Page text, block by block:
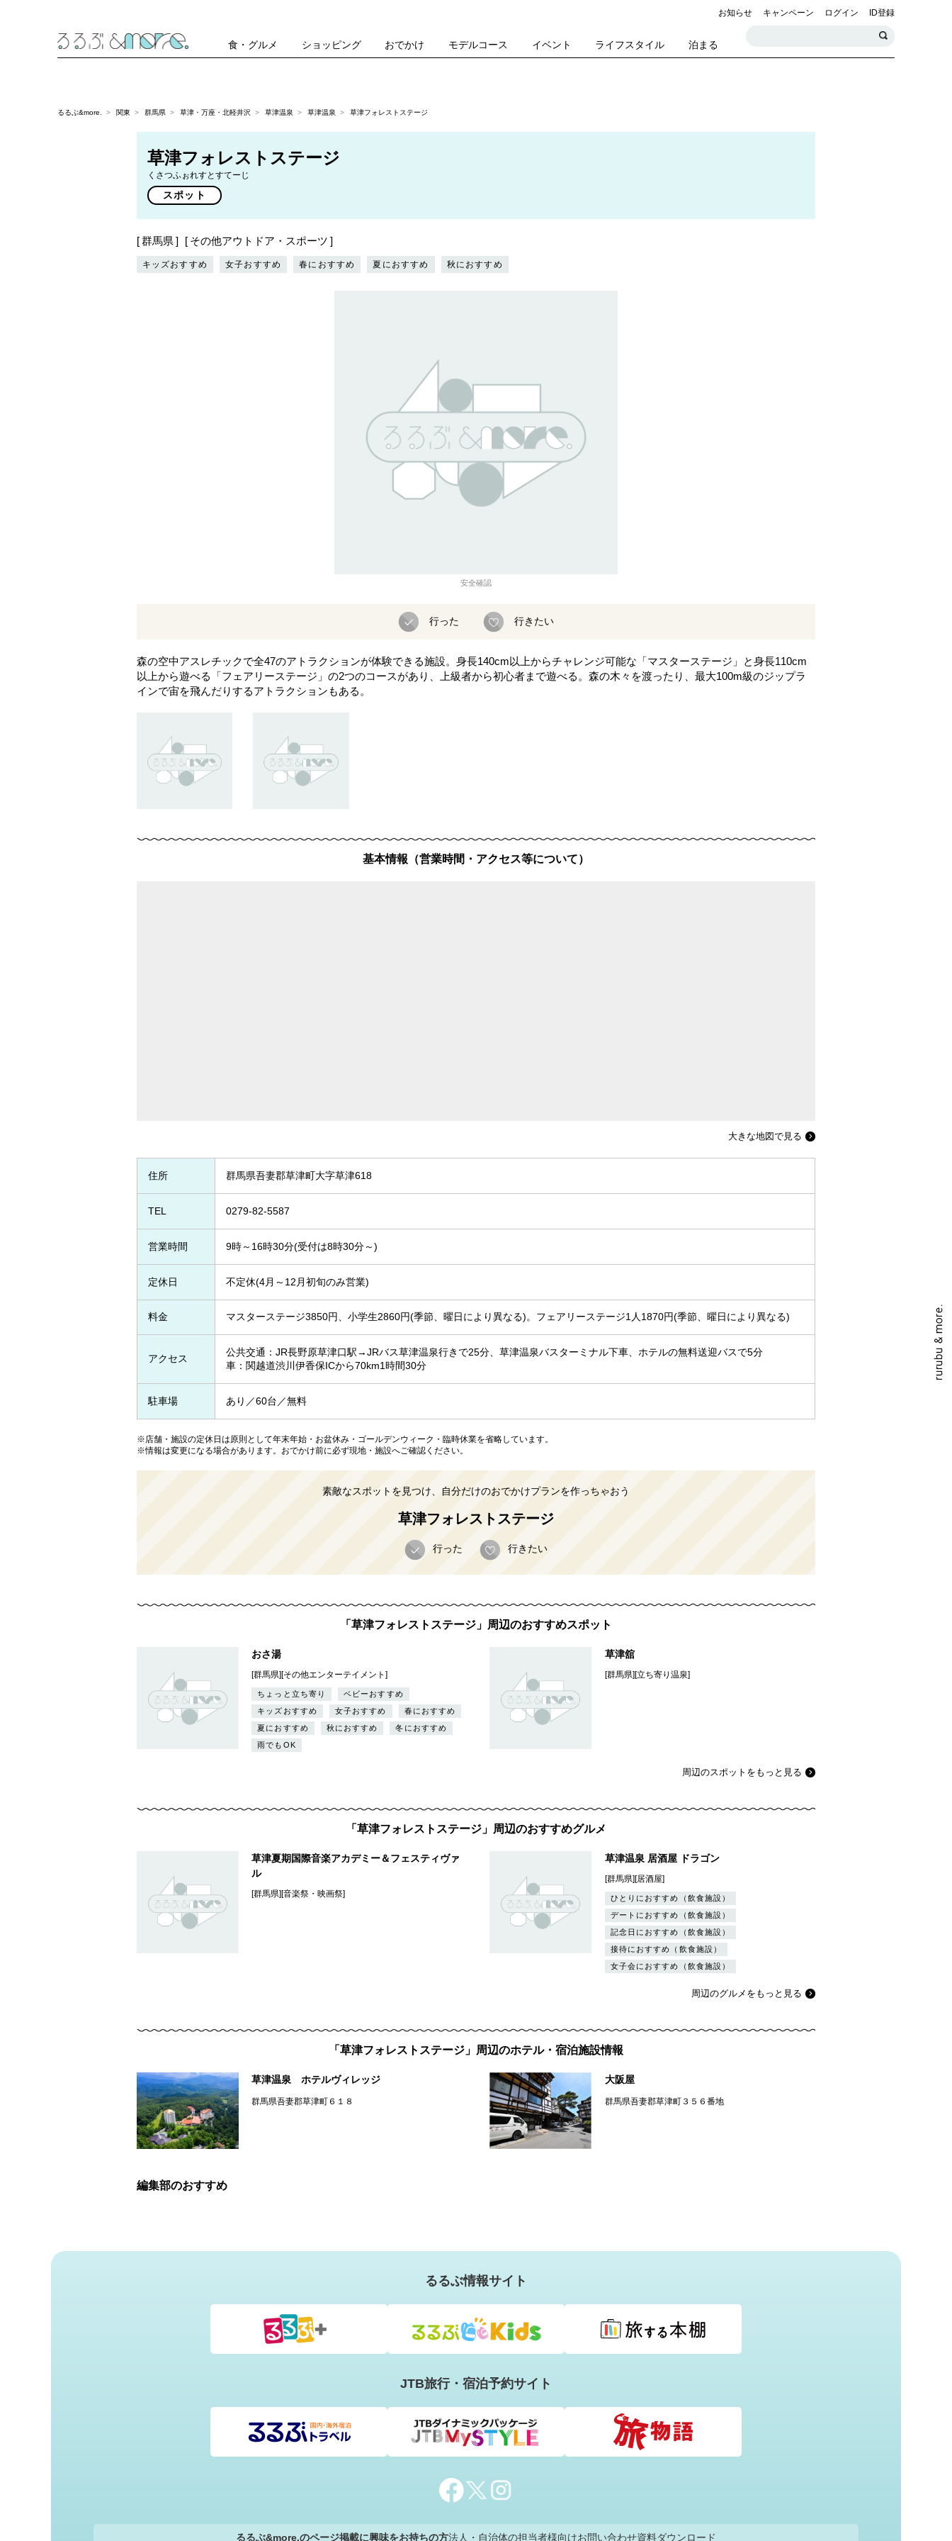
お知らせ キャンペーン ログイン ID登録
食・グルメ ショッピング おでかけ モデルコース イベント ライフスタイル 泊まる
るるぶ&more. 関東 群馬県 草津・万座・北軽井沢 草津温泉 草津温泉 草津フォレストステージ
草津フォレストステージ
くさつふぉれすとすてーじ
スポット
群馬県 その他アウトドア・スポーツ
キッズおすすめ 女子おすすめ 春におすすめ 夏におすすめ 秋におすすめ
安全確認
行った 行きたい
森の空中アスレチックで全47のアトラクションが体験できる施設。身長140cm以上からチャレンジ可能な「マスターステージ」と身長110cm
以上から遊べる「フェアリーステージ」の2つのコースがあり、上級者から初心者まで遊べる。森の木々を渡ったり、最大100m級のジップラ
インで宙を飛んだりするアトラクションもある。
基本情報（営業時間・アクセス等について）
大きな地図で見る
住所 群馬県吾妻郡草津町大字草津618
TEL 0279-82-5587
営業時間 9時～16時30分(受付は8時30分～)
定休日 不定休(4月～12月初旬のみ営業)
料金 マスターステージ3850円、小学生2860円(季節、曜日により異なる)。フェアリーステージ1人1870円(季節、曜日により異なる)
アクセス
公共交通：JR長野原草津口駅→JRバス草津温泉行きで25分、草津温泉バスターミナル下車、ホテルの無料送迎バスで5分
車：関越道渋川伊香保ICから70km1時間30分
駐車場 あり／60台／無料
※店舗・施設の定休日は原則として年末年始・お盆休み・ゴールデンウィーク・臨時休業を省略しています。
※情報は変更になる場合があります。おでかけ前に必ず現地・施設へご確認ください。
素敵なスポットを見つけ、自分だけのおでかけプランを作っちゃおう
草津フォレストステージ
行った 行きたい
「草津フォレストステージ」周辺のおすすめスポット
おさ湯
[群馬県][その他エンターテイメント]
ちょっと立ち寄り
ベビーおすすめ
キッズおすすめ
女子おすすめ
春におすすめ
夏におすすめ
秋におすすめ
冬におすすめ
雨でもOK
草津舘
[群馬県][立ち寄り温泉]
周辺のスポットをもっと見る
「草津フォレストステージ」周辺のおすすめグルメ
草津夏期国際音楽アカデミー＆フェスティヴァ
ル
[群馬県][音楽祭・映画祭]
草津温泉 居酒屋 ドラゴン
[群馬県][居酒屋]
ひとりにおすすめ（飲食施設）
デートにおすすめ（飲食施設）
記念日におすすめ（飲食施設）
接待におすすめ（飲食施設）
女子会におすすめ（飲食施設）
周辺のグルメをもっと見る
「草津フォレストステージ」周辺のホテル・宿泊施設情報
草津温泉 ホテルヴィレッジ
群馬県吾妻郡草津町６１８
大阪屋
群馬県吾妻郡草津町３５６番地
編集部のおすすめ
るるぶ情報サイト
JTB旅行・宿泊予約サイト
るるぶ&more.のページ掲載に興味をお持ちの方法人・自治体の担当者様向けお問い合わせ資料ダウンロード